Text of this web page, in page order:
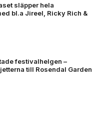
släpper hela
bl.a Jireel, Ricky Rich &
festivalhelgen –
till Rosendal Garden